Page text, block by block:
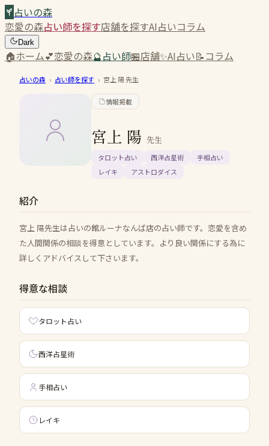
占いの森
恋愛の森占い師を探す店舗を探すAI占いコラム
Dark
🏠ホーム💕恋愛の森🔮占い師🏪店舗✨AI占い📝コラム
占いの森 › 占い師を探す › 宮上 陽先生
情報掲載
宮上 陽 先生
タロット占い 西洋占星術
手相占い
レイキ
アストロダイス
紹介
宮上 陽先生は占いの館ルーナなんば店の占い師です。恋愛を含め
た人間関係の相談を得意としています。より良い関係にする為に
詳しくアドバイスして下さいます。
得意な相談
タロット占い
西洋占星術
手相占い
レイキ